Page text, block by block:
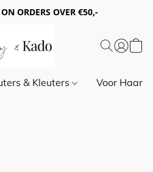
ORDERS OVER €50,-
& Kleuters Voor Haar